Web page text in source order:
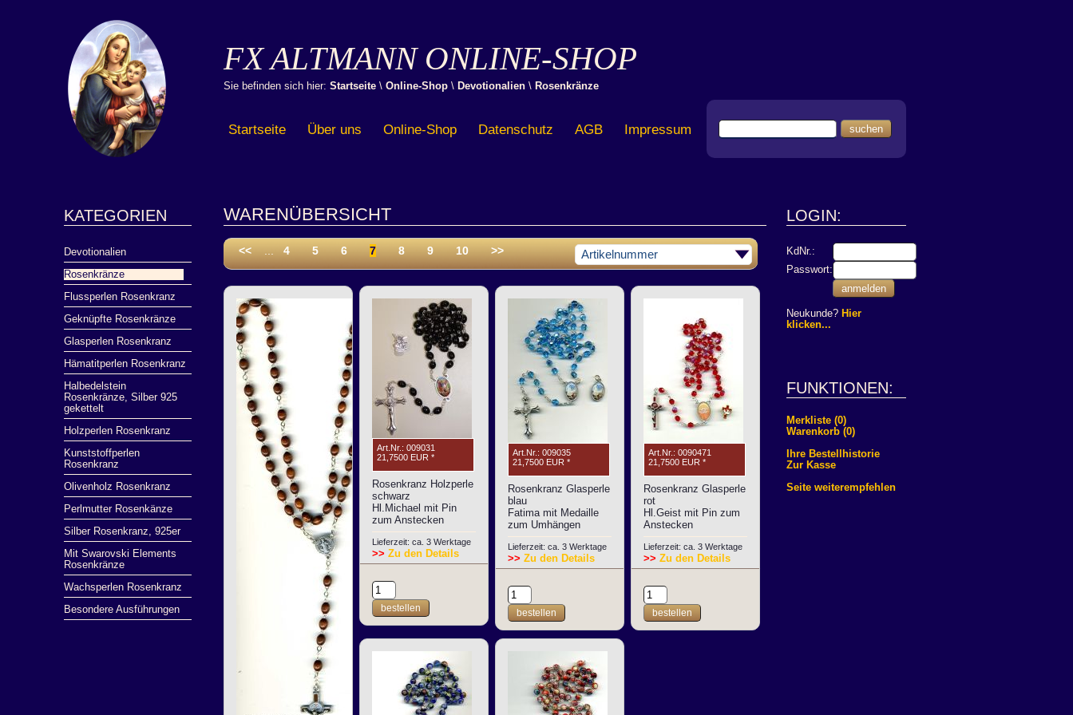
FX ALTMANN ONLINE-SHOP
suchen
Sie befinden sich hier: Startseite \ Online-Shop \ Devotionalien \ Rosenkränze
Startseite Über uns Online-Shop Datenschutz AGB Impressum
KATEGORIEN
Devotionalien
Rosenkränze
Flussperlen Rosenkranz
Geknüpfte Rosenkränze
Glasperlen Rosenkranz
Hämatitperlen Rosenkranz
Halbedelstein
Rosenkränze, Silber 925
gekettelt
Holzperlen Rosenkranz
Kunststoffperlen
Rosenkranz
Olivenholz Rosenkranz
Perlmutter Rosenkänze
Silber Rosenkranz, 925er
Mit Swarovski Elements
Rosenkränze
Wachsperlen Rosenkranz
Besondere Ausführungen
WARENÜBERSICHT
<< 4 5 6 7 8 9 10 >>
Art.Nr.: 009031
21,7500 EUR *
Rosenkranz Holzperle
schwarz
Hl.Michael mit Pin
zum Anstecken
Lieferzeit: ca. 3 Werktage
>> Zu den Details
bestellen
Art.Nr.: 009035
21,7500 EUR *
Rosenkranz Glasperle
blau
Fatima mit Medaille
zum Umhängen
Lieferzeit: ca. 3 Werktage
>> Zu den Details
bestellen
Art.Nr.: 0090471
21,7500 EUR *
Rosenkranz Glasperle
rot
Hl.Geist mit Pin zum
Anstecken
Lieferzeit: ca. 3 Werktage
>> Zu den Details
bestellen
LOGIN:
KdNr.:
Passwort:
anmelden
Neukunde? Hier
klicken...
FUNKTIONEN:
Merkliste (0)
Warenkorb (0)
Ihre Bestellhistorie
Zur Kasse
Seite weiterempfehlen